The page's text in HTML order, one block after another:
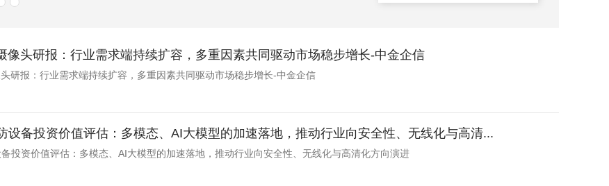
像头研报：行业需求端持续扩容，多重因素共同驱动市场稳步增长-中金企信
研报：行业需求端持续扩容，多重因素共同驱动市场稳步增长-中金企信
设备投资价值评估：多模态、AI大模型的加速落地，推动行业向安全性、无线化与高清...
投资价值评估：多模态、AI大模型的加速落地，推动行业向安全性、无线化与高清化方向演进